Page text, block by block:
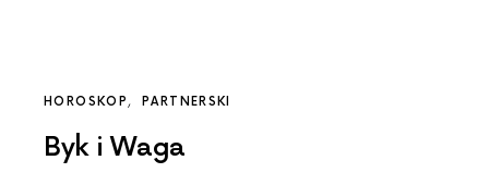
HOROSKOP PARTNERSKI
Byk i Waga